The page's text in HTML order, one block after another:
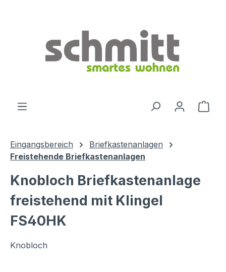
Eingangsbereich
Briefkastenanlagen
Freistehende Briefkastenanlagen
Knobloch Briefkastenanlage
freistehend mit Klingel
FS40HK
Knobloch